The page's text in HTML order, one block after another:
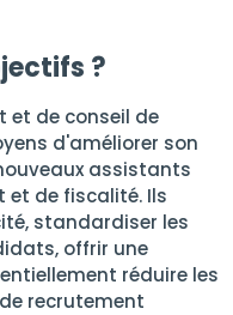
?
et de conseil de
d'améliorer son
assistants
de fiscalité. Ils
standardiser les
offrir une
réduire les
recrutement